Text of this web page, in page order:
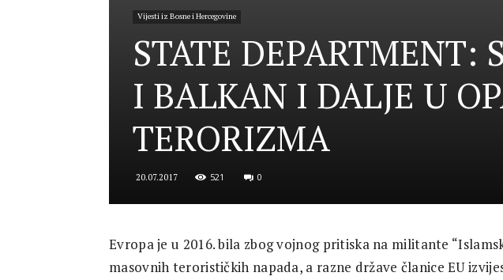
Security
Justice
Vijesti iz Bosne i Hercegovine
STATE DEPARTMENT:
I BALKAN I DALJE U
TERORIZMA
20.07.2017 521 0
Evropa je u 2016. bila zbog vojnog pritiska na militante
masovnih terorističkih napada, a razne države članice EU